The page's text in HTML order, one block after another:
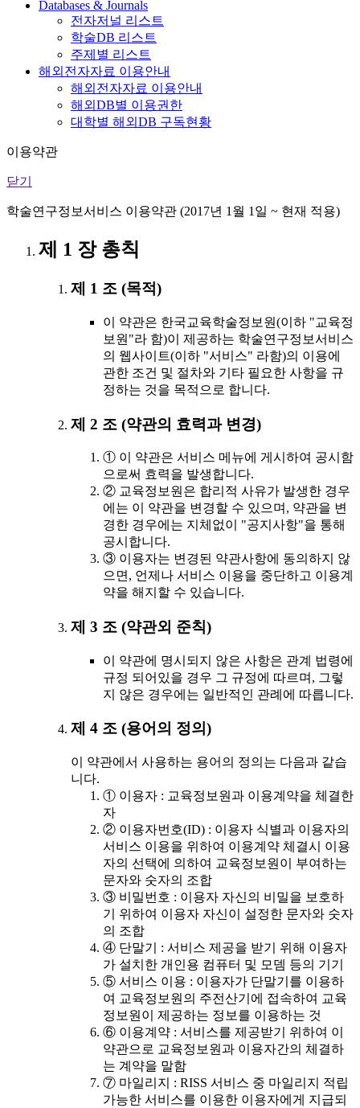
Databases & Journals
전자저널 리스트
학술DB 리스트
주제별 리스트
해외전자자료 이용안내
해외전자자료 이용안내
해외DB별 이용권한
대학별 해외DB 구독현황
이용약관
닫기
학술연구정보서비스 이용약관 (2017년 1월 1일 ~ 현재 적용)
제 1 장 총칙
제 1 조 (목적)
이 약관은 한국교육학술정보원(이하 "교육정
보원"라 함)이 제공하는 학술연구정보서비스
의 웹사이트(이하 "서비스" 라함)의 이용에
관한 조건 및 절차와 기타 필요한 사항을 규
정하는 것을 목적으로 합니다.
제 2 조 (약관의 효력과 변경)
① 이 약관은 서비스 메뉴에 게시하여 공시함
으로써 효력을 발생합니다.
② 교육정보원은 합리적 사유가 발생한 경우
에는 이 약관을 변경할 수 있으며, 약관을 변
경한 경우에는 지체없이 "공지사항"을 통해
공시합니다.
③ 이용자는 변경된 약관사항에 동의하지 않
으면, 언제나 서비스 이용을 중단하고 이용계
약을 해지할 수 있습니다.
제 3 조 (약관외 준칙)
이 약관에 명시되지 않은 사항은 관계 법령에
규정 되어있을 경우 그 규정에 따르며, 그렇
지 않은 경우에는 일반적인 관례에 따릅니다.
제 4 조 (용어의 정의)
이 약관에서 사용하는 용어의 정의는 다음과 같습
니다.
① 이용자 : 교육정보원과 이용계약을 체결한
자
② 이용자번호(ID) : 이용자 식별과 이용자의
서비스 이용을 위하여 이용계약 체결시 이용
자의 선택에 의하여 교육정보원이 부여하는
문자와 숫자의 조합
③ 비밀번호 : 이용자 자신의 비밀을 보호하
기 위하여 이용자 자신이 설정한 문자와 숫자
의 조합
④ 단말기 : 서비스 제공을 받기 위해 이용자
가 설치한 개인용 컴퓨터 및 모뎀 등의 기기
⑤ 서비스 이용 : 이용자가 단말기를 이용하
여 교육정보원의 주전산기에 접속하여 교육
정보원이 제공하는 정보를 이용하는 것
⑥ 이용계약 : 서비스를 제공받기 위하여 이
약관으로 교육정보원과 이용자간의 체결하
는 계약을 말함
⑦ 마일리지 : RISS 서비스 중 마일리지 적립
가능한 서비스를 이용한 이용자에게 지급되